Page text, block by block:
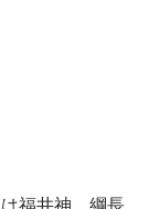
福井神、綱長